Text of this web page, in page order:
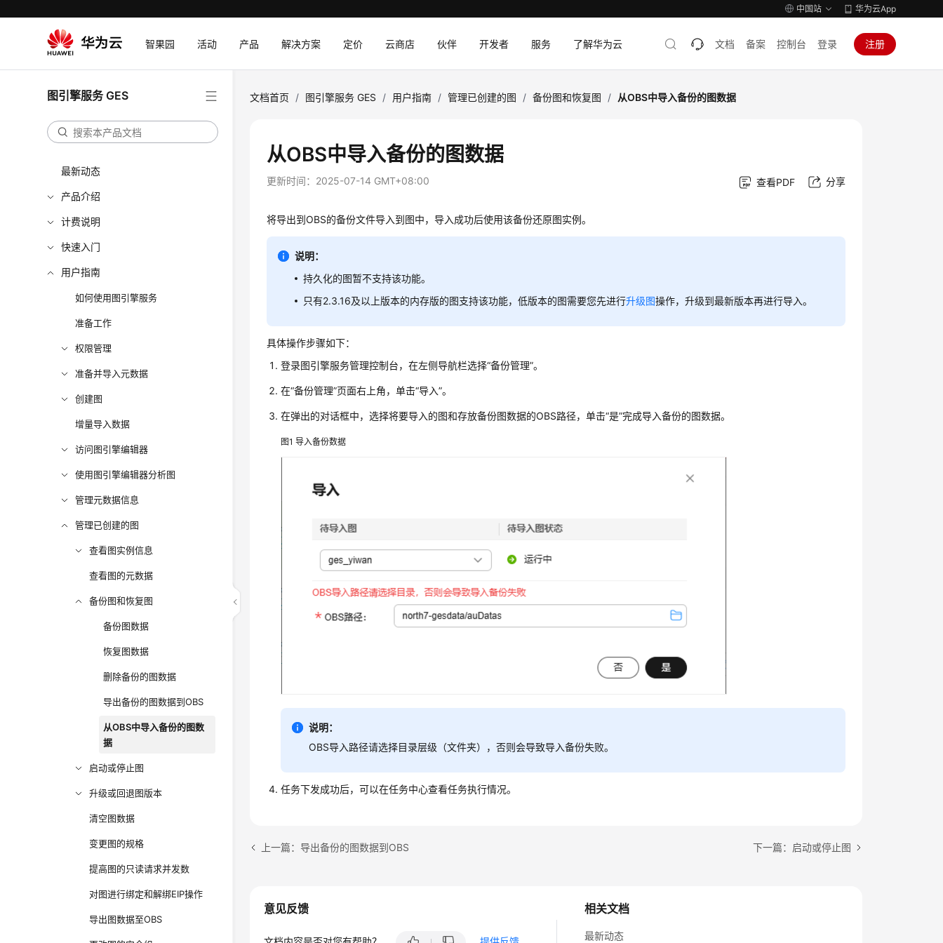
中国站 华为云App
智果园 活动 产品 解决方案 定价 云商店 伙伴 开发者 服务 了解华为云 文档 备案 控制台 登录 注册
图引擎服务 GES
最新动态
产品介绍
计费说明
快速入门
用户指南
如何使用图引擎服务
准备工作
权限管理
准备并导入元数据
创建图
增量导入数据
访问图引擎编辑器
使用图引擎编辑器分析图
管理元数据信息
管理已创建的图
查看图实例信息
查看图的元数据
备份图和恢复图
备份图数据
恢复图数据
删除备份的图数据
导出备份的图数据到OBS
从OBS中导入备份的图数
据
启动或停止图
升级或回退图版本
清空图数据
变更图的规格
提高图的只读请求并发数
对图进行绑定和解绑EIP操作
导出图数据至OBS
文档首页 / 图引擎服务 GES / 用户指南 / 管理已创建的图 / 备份图和恢复图 / 从OBS中导入备份的图数据
从OBS中导入备份的图数据
更新时间： 2025-07-14 GMT+08:00 查看PDF 分享
将导出到OBS的备份文件导入到图中，导入成功后使用该备份还原图实例。
说明：
持久化的图暂不支持该功能。
只有2.3.16及以上版本的内存版的图支持该功能，低版本的图需要您先进行升级图操作，升级到最新版本再进行导入。
具体操作步骤如下：
登录图引擎服务管理控制台，在左侧导航栏选择“备份管理”。
在“备份管理”页面右上角，单击“导入”。
在弹出的对话框中，选择将要导入的图和存放备份图数据的OBS路径，单击“是”完成导入备份的图数据。
图1导入备份数据
说明：
OBS导入路径请选择目录层级（文件夹），否则会导致导入备份失败。
任务下发成功后，可以在任务中心查看任务执行情况。
上一篇：导出备份的图数据到OBS 下一篇：启动或停止图
相关文档
最新动态
意见反馈